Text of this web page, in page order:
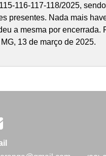
116-117-118/2025,
presentes. Nada mais
a mesma por
13 de março de 2025.